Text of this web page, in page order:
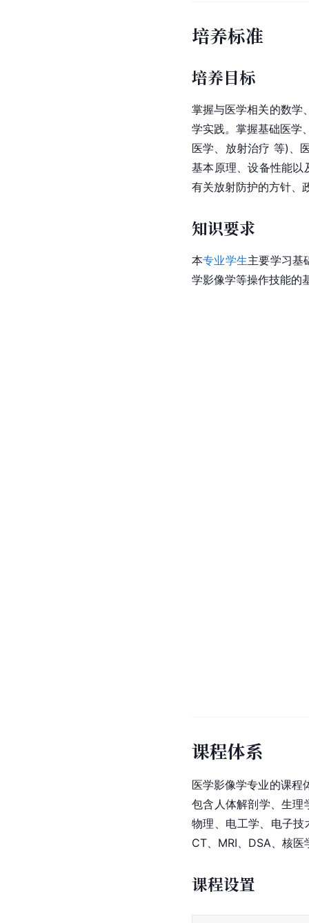
培养标准
培养目标
掌握与医学相关的数学
学实践。掌握基础医学
医学
放射治疗 等)、
基本原理、设备性能以
有关放射防护的方针、
知识要求
本专业学生主要学习基
学影像学等操作技能的
课程体系
医学影像学专业的课程
包含 人体解剖学 、生理
物理、电工学、 电子技
CT、MRI、DSA、 核医
课程设置